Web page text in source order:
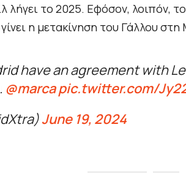
λήγει το 2025. Εφόσον, λοιπόν,
η μετακίνηση του Γάλλου
have an agreement with
@marcapic.twitter.com/
June 19, 2024